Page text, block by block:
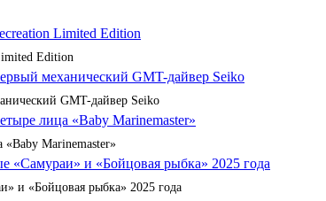
Edition
GMT-дайвер Seiko
«Baby Marinemaster»
и «Бойцовая рыбка» 2025 года